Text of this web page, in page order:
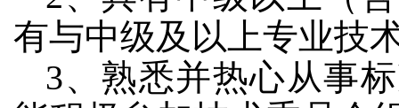
有与中级及以上专业技
3、熟悉并热心从事